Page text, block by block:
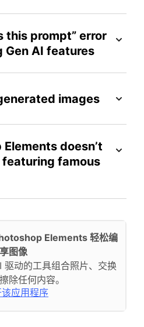
this prompt” error
Gen AI features
images
doesn’t
famous
Elements 轻松编
图像
驱动的工具组合照片、交换
除任何内容。
应用程序